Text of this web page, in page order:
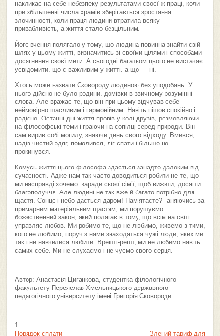
накликає на себе небезпеку результатами своєї ж праці, коли
при збільшенні числа храмів зберігається зростання
злочинності, коли праця людини втратила всяку
привабливість, а життя стало безцільним.
Його вчення полягало у тому, що людина повинна знайти свій
шлях у цьому житті, визначитись зі своїми цілями і способами
досягнення своєї мети. А сьогодні багатьом цього не вистачає:
усвідомити, що є важливим у житті, а що — ні.
Хтось може назвати Сковороду людиною без уподобань. У
нього дійсно не було родини, домівки в звичному розумінні
слова. Але вражає те, що він при цьому відчував себе
неймовірно щасливим і гармонійним. Навіть пішов спокійно і
радісно. Останні дні життя провів у колі друзів, розмовляючи
на філософські теми і граючи на сопілці серед природи. Він
сам вирив собі могилу, знаючи день свого відходу. Вмився,
надів чистий одяг, помолився, ліг спати і більше не
прокинувся.
Комусь життя цього філософа здається занадто далеким від
сучасності. Адже нам так часто доводиться робити не те, що
ми насправді хочемо: заради своєї сім’ї, щоб вижити, досягти
благополуччя. Але людині не так вже й багато потрібно для
щастя. Сонце і небо дається даром! Пам’ятаєте? Ганяючись за
примарним матеріальним щастям, ми порушуємо
божественний закон, який полягає в тому, що всім на світі
управляє любов. Ми робимо те, що не любимо, живемо з тими,
кого не любимо, поруч з нами знаходяться чужі люди, яких ми
так і не навчилися любити. Врешті-решт, ми не любимо навіть
самих себе. Ми не слухаємо і не чуємо свого серця.
Автор: Анастасія Циганкова, студентка філологічного
факультету Переяслав-Хмельницького державного
педагогічного університету імені Григорія Сковороди
1
Порядок сплати
Злений тариф для